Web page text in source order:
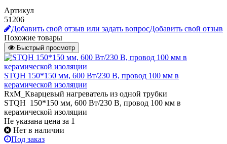
Артикул
51206
Добавить свой отзыв или задать вопросДобавить свой отзыв
Похожие товары
Быстрый просмотр
STQH 150*150 мм, 600 Вт/230 В, провод 100 мм в
керамической изоляции
RxM_Кварцевый нагреватель из одной трубки
STQH 150*150 мм, 600 Вт/230 В, провод 100 мм в
керамической изоляции
Не указана цена за 1
Нет в наличии
Под заказ